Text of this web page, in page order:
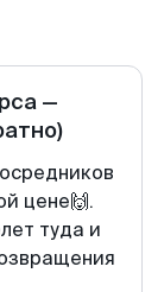
—
цене🙌.
туда и